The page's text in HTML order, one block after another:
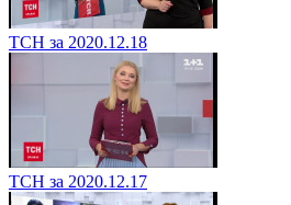
ТСН за 2020.12.18
ТСН за 2020.12.17